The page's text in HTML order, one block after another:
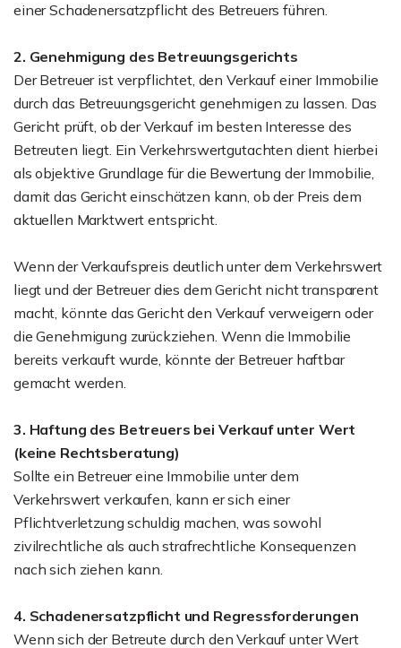
einer Schadenersatzpflicht des Betreuers führen.
2. Genehmigung des Betreuungsgerichts
Der Betreuer ist verpflichtet, den Verkauf einer Immobilie
durch das Betreuungsgericht genehmigen zu lassen. Das
Gericht prüft, ob der Verkauf im besten Interesse des
Betreuten liegt. Ein Verkehrswertgutachten dient hierbei
als objektive Grundlage für die Bewertung der Immobilie,
damit das Gericht einschätzen kann, ob der Preis dem
aktuellen Marktwert entspricht.
Wenn der Verkaufspreis deutlich unter dem Verkehrswert
liegt und der Betreuer dies dem Gericht nicht transparent
macht, könnte das Gericht den Verkauf verweigern oder
die Genehmigung zurückziehen. Wenn die Immobilie
bereits verkauft wurde, könnte der Betreuer haftbar
gemacht werden.
3. Haftung des Betreuers bei Verkauf unter Wert
(keine Rechtsberatung)
Sollte ein Betreuer eine Immobilie unter dem
Verkehrswert verkaufen, kann er sich einer
Pflichtverletzung schuldig machen, was sowohl
zivilrechtliche als auch strafrechtliche Konsequenzen
nach sich ziehen kann.
4. Schadenersatzpflicht und Regressforderungen
Wenn sich der Betreute durch den Verkauf unter Wert